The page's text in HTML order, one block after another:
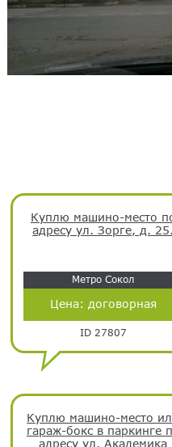
Куплю машино-место
адресу ул. Зорге, д. 25.
Метро Сокол
Цена: договорная
ID 27807
Куплю машино-место
гараж-бокс в паркинге
адресу ул. Академика